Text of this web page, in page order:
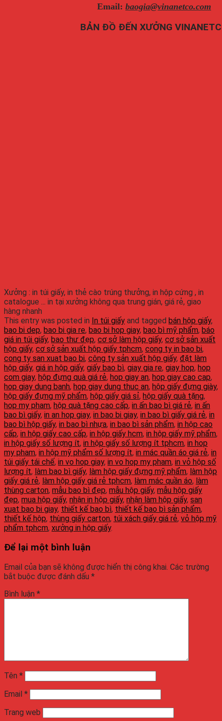
Email: baogia@vinanetco.com
BẢN ĐỒ ĐẾN XƯỞNG
Xưởng : in túi giấy, in thẻ cào trúng thưởng, in hộp cứng , in
catalogue ... in tại xưởng không qua trung gián, giá rẻ, giao
hàng nhanh
This entry was posted in In túi giấy and tagged bán hộp giấy,
bao bi dep, bao bi gia re, bao bi hop giay, bao bì mỹ phẩm, báo
giá in túi giấy, bao thư đẹp, cơ sở làm hộp giấy, cơ sở sản xuất
hộp giấy, cơ sở sản xuất hộp giấy tphcm, cong ty in bao bi,
cong ty san xuat bao bi, công ty sản xuất hộp giấy, đặt làm
hộp giấy, giá in hộp giấy, giấy bao bì, giay gia re, giay hop, hop
com giay, hộp đựng quà giá rẻ, hop giay an, hop giay cao cap,
hop giay dung banh, hop giay dung thuc an, hộp giấy đựng giày,
hộp giấy đựng mỹ phẩm, hộp giấy giá sỉ, hộp giấy quà tặng,
hop my pham, hộp quà tặng cao cấp, in ấn bao bì giá rẻ, in ấn
bao bì giấy, in an hop giay, in bao bi giay, in bao bì giấy giá rẻ, in
bao bì hộp giấy, in bao bì nhựa, in bao bì sản phẩm, in hộp cao
cấp, in hộp giấy cao cấp, in hộp giấy hcm, in hộp giấy mỹ phẩm,
in hộp giấy số lượng ít, in hộp giấy số lượng ít tphcm, in hop
my pham, in hộp mỹ phẩm số lượng ít, in mác quần áo giá rẻ, in
túi giấy tái chế, in vo hop giay, in vo hop my pham, in vỏ hộp số
lượng ít, làm bao bì giấy, làm hộp giấy đựng mỹ phẩm, làm hộp
giấy giá rẻ, làm hộp giấy giá rẻ tphcm, làm mác quần áo, làm
thùng carton, mẫu bao bì đẹp, mẫu hộp giấy, mẫu hộp giấy
đẹp, mua hộp giấy, nhận in hộp giấy, nhận làm hộp giấy, san
xuat bao bi giay, thiết kế bao bì, thiết kế bao bì sản phẩm,
thiết kế hộp, thùng giấy carton, túi xách giấy giá rẻ, vỏ hộp mỹ
phẩm tphcm, xưởng in hộp giấy.
Để lại một bình luận
Email của bạn sẽ không được hiển thị công khai. Các trường
bắt buộc được đánh dấu *
Bình luận *
Tên *
Email *
Trang web